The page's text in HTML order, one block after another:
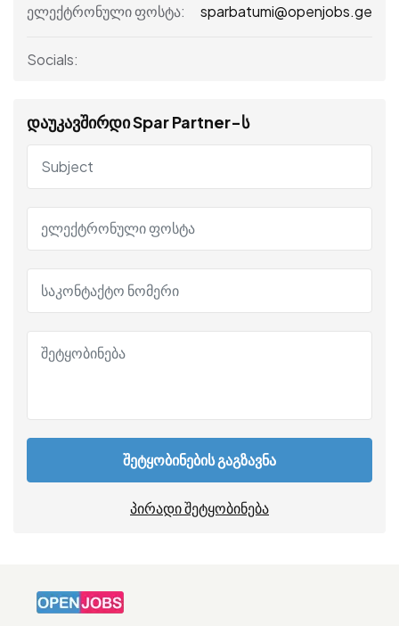
ელექტრონული ფოსტა: sparbatumi@openjobs.ge
Socials:
დაუკავშირდი Spar Partner-ს
შეტყობინების გაგზავნა
პირადი შეტყობინება